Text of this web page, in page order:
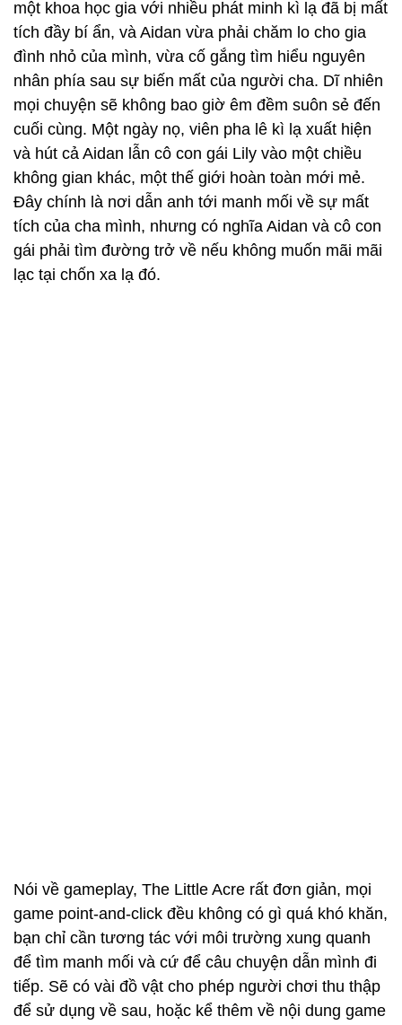
một khoa học gia với nhiều phát minh kì lạ đã bị mất
tích đầy bí ẩn, và Aidan vừa phải chăm lo cho gia
đình nhỏ của mình, vừa cố gắng tìm hiểu nguyên
nhân phía sau sự biến mất của người cha. Dĩ nhiên
mọi chuyện sẽ không bao giờ êm đềm suôn sẻ đến
cuối cùng. Một ngày nọ, viên pha lê kì lạ xuất hiện
và hút cả Aidan lẫn cô con gái Lily vào một chiều
không gian khác, một thế giới hoàn toàn mới mẻ.
Đây chính là nơi dẫn anh tới manh mối về sự mất
tích của cha mình, nhưng có nghĩa Aidan và cô con
gái phải tìm đường trở về nếu không muốn mãi mãi
lạc tại chốn xa lạ đó.
Nói về gameplay, The Little Acre rất đơn giản, mọi
game point-and-click đều không có gì quá khó khăn,
bạn chỉ cần tương tác với môi trường xung quanh
để tìm manh mối và cứ để câu chuyện dẫn mình đi
tiếp. Sẽ có vài đồ vật cho phép người chơi thu thập
để sử dụng về sau, hoặc kể thêm về nội dung game